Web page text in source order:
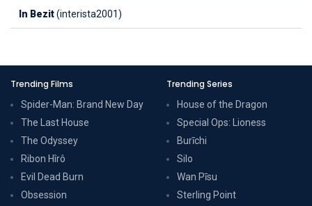
In Bezit(interista2001)
Trending Films
Spider-Man: Brand New Day
The Last House
The Odyssey
Ribon Hîrô
Evil Dead Burn
Obsession
Trending Series
House of the Dragon
Special Ops: Lioness
Burīchi
Silo
Wan Pīsu
Sterling Point